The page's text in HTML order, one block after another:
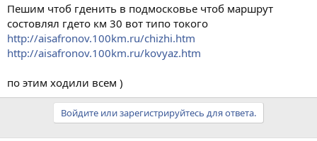
Пешим чтоб гденить в подмосковье чтоб маршрут
состовлял гдето км 30 вот типо токого
http://aisafronov.100km.ru/chizhi.htm
http://aisafronov.100km.ru/kovyaz.htm
по этим ходили всем )
Войдите или зарегистрируйтесь для ответа.